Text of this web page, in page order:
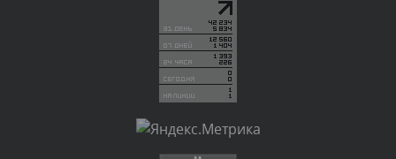
Комментарий проверяется
Текст комментария будет виден после проверки
администратором.